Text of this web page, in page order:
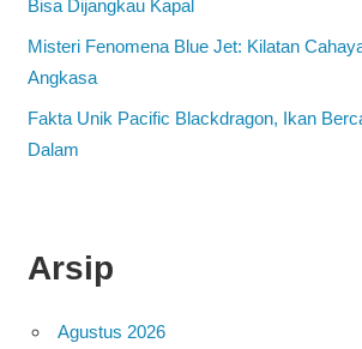
Bisa Dijangkau Kapal
Misteri Fenomena Blue Jet: Kilatan
Angkasa
Fakta Unik Pacific Blackdragon, Ikan
Dalam
Arsip
Agustus 2026